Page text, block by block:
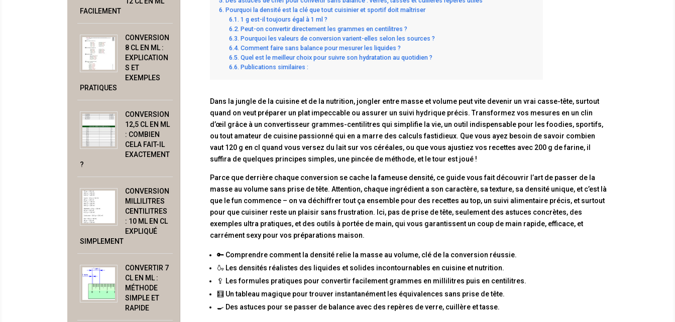
FACILEMENT
CONVERSION
8 CL EN ML :
EXPLICATION
S ET
EXEMPLES
PRATIQUES
CONVERSION
12,5 CL EN ML
: COMBIEN
CELA FAIT-IL
EXACTEMENT
?
CONVERSION
MILLILITRES
CENTILITRES
: 10 ML EN CL
EXPLIQUÉ
SIMPLEMENT
CONVERTIR 7
CL EN ML :
MÉTHODE
SIMPLE ET
RAPIDE
Pourquoi la densité est la clé que tout cuisinier et sportif doit maîtriser
1 g est-il toujours égal à 1 ml ?
Peut-on convertir directement les grammes en centilitres ?
Pourquoi les valeurs de conversion varient-elles selon les sources ?
Comment faire sans balance pour mesurer les liquides ?
Quel est le meilleur choix pour suivre son hydratation au quotidien ?
Publications similaires :
Dans la jungle de la cuisine et de la nutrition, jongler entre masse et volume peut vite devenir un vrai casse-tête, surtout
quand on veut préparer un plat impeccable ou assurer un suivi hydrique précis. Transformez vos mesures en un clin
d’œil grâce à un convertisseur grammes-centilitres qui simplifie la vie, un outil indispensable pour les foodies, sportifs,
ou tout amateur de cuisine passionné qui en a marre des calculs fastidieux. Que vous ayez besoin de savoir combien
vaut 120 g en cl quand vous versez du lait sur vos céréales, ou que vous ajustiez vos recettes avec 200 g de farine, il
suffira de quelques principes simples, une pincée de méthode, et le tour est joué !
Parce que derrière chaque conversion se cache la fameuse densité, ce guide vous fait découvrir l’art de passer de la
masse au volume sans prise de tête. Attention, chaque ingrédient a son caractère, sa texture, sa densité unique, et c’est là
que le fun commence – on va déchiffrer tout ça ensemble pour des recettes au top, un suivi alimentaire précis, et surtout
pour que cuisiner reste un plaisir sans frustration. Ici, pas de prise de tête, seulement des astuces concrètes, des
exemples ultra pratiques, et des outils à portée de main, qui vous garantissent un coup de main rapide, efficace, et
carrément sexy pour vos préparations maison.
🔑 Comprendre comment la densité relie la masse au volume, clé de la conversion réussie.
🍶 Les densités réalistes des liquides et solides incontournables en cuisine et nutrition.
🥄 Les formules pratiques pour convertir facilement grammes en millilitres puis en centilitres.
🧮 Un tableau magique pour trouver instantanément les équivalences sans prise de tête.
🍳 Des astuces pour se passer de balance avec des repères de verre, cuillère et tasse.